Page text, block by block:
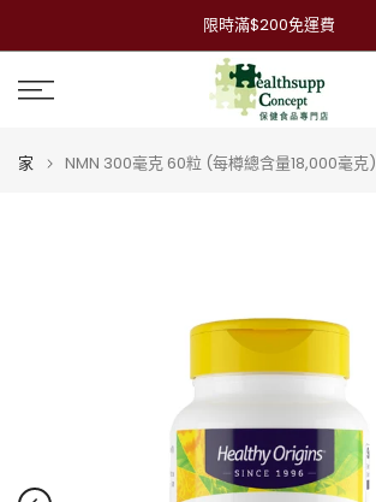
到
內
容
限時滿$200免運費
家 NMN 300毫克 60粒 (每樽總含量18,000毫克)